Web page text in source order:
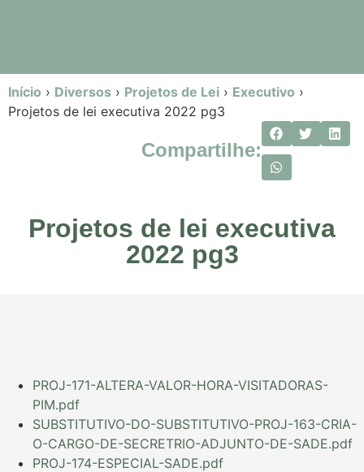
Início › Diversos › Projetos de Lei › Executivo ›
Projetos de lei executiva 2022 pg3
Compartilhe:
Projetos de lei executiva
2022 pg3
PROJ-171-ALTERA-VALOR-HORA-VISITADORAS-
PIM.pdf
SUBSTITUTIVO-DO-SUBSTITUTIVO-PROJ-163-CRIA-
O-CARGO-DE-SECRETRIO-ADJUNTO-DE-SADE.pdf
PROJ-174-ESPECIAL-SADE.pdf